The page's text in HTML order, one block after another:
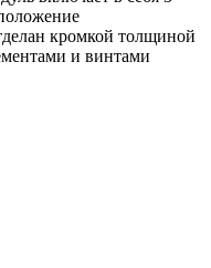
кромкой толщиной
и винтами